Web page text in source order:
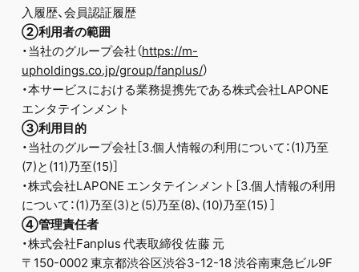
入履歴、会員認証履歴
②利用者の範囲
・当社のグループ会社（https://m-
upholdings.co.jp/group/fanplus/）
・本サービスにおける業務提携先である株式会社LAPONE
エンタテインメント
③利用目的
・当社のグループ会社［3.個人情報の利用について：(1)乃至
(7)と(11)乃至(15)］
・株式会社LAPONE エンタテインメント［3.個人情報の利用
について：(1)乃至(3)と(5)乃至(8)、(10)乃至(15) ］
④管理責任者
・株式会社Fanplus 代表取締役 佐藤 元
〒150-0002 東京都渋谷区渋谷3-12-18 渋谷南東急ビル9F